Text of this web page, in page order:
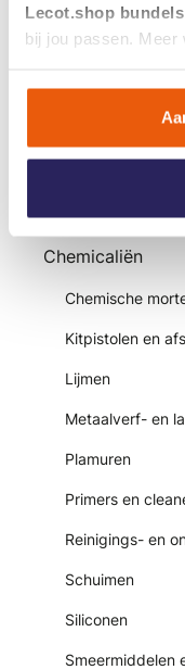
Lecot.shop
bij jou passen. Meer
Veiligheidsbrillen
Veiligheidshelmen
Werkbroeken
Chemicaliën
Chemische
Kitpistolen en
Lijmen
Metaalverf- en
Plamuren
Primers en
Reinigings- en
Schuimen
Siliconen
Smeermiddelen